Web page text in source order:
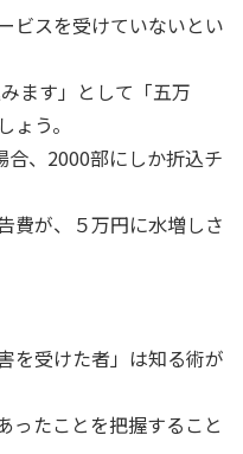
ビスを受けていないとい
ます」として「五万
う。
合、2000部にしか折込チ
費が、５万円に水増しさ
を受けた者」は知る術が
ったことを把握すること